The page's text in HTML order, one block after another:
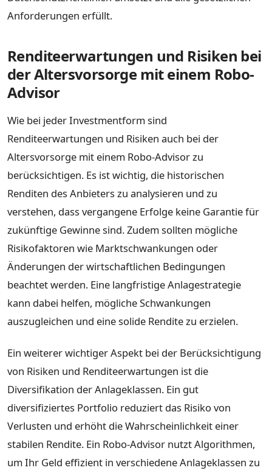
Anforderungen erfüllt.
Renditeerwartungen und Risiken bei
der Altersvorsorge mit einem Robo-
Advisor
Wie bei jeder Investmentform sind
Renditeerwartungen und Risiken auch bei der
Altersvorsorge mit einem Robo-Advisor zu
berücksichtigen. Es ist wichtig, die historischen
Renditen des Anbieters zu analysieren und zu
verstehen, dass vergangene Erfolge keine Garantie für
zukünftige Gewinne sind. Zudem sollten mögliche
Risikofaktoren wie Marktschwankungen oder
Änderungen der wirtschaftlichen Bedingungen
beachtet werden. Eine langfristige Anlagestrategie
kann dabei helfen, mögliche Schwankungen
auszugleichen und eine solide Rendite zu erzielen.
Ein weiterer wichtiger Aspekt bei der Berücksichtigung
von Risiken und Renditeerwartungen ist die
Diversifikation der Anlageklassen. Ein gut
diversifiziertes Portfolio reduziert das Risiko von
Verlusten und erhöht die Wahrscheinlichkeit einer
stabilen Rendite. Ein Robo-Advisor nutzt Algorithmen,
um Ihr Geld effizient in verschiedene Anlageklassen zu